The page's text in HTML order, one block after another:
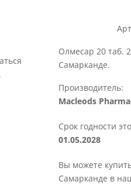
Олмесар 20 таб.
Самарканде.
Производитель:
Macleods
Срок годности
01.05.2028
Вы можете
Самарканде в